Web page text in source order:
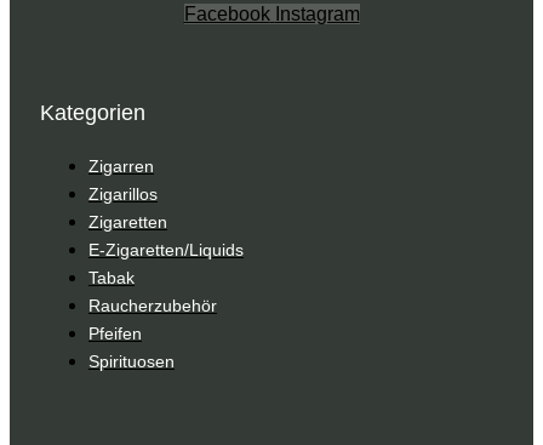
Facebook Instagram
Kategorien
Zigarren
Zigarillos
Zigaretten
E-Zigaretten/Liquids
Tabak
Raucherzubehör
Pfeifen
Spirituosen